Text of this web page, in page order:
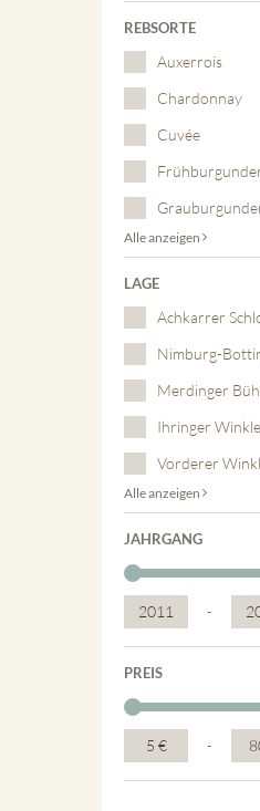
REBSORTE
Auxerrois
Chardonnay
Cuvée
Alle anzeigen
LAGE
Achkarrer
Nimburg-
Merdinger
Ihringer
Vorderer
Alle anzeigen
JAHRGANG
2011 -
PREIS
5 € -